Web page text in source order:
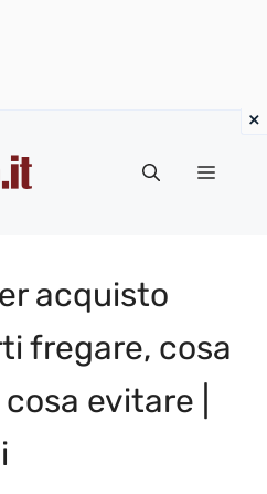
Menu
acquisto
fregare, cosa
evitare |